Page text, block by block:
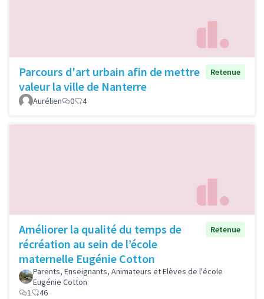
Parcours d'art urbain afin de mettre
valeur la ville de Nanterre
Retenue
Aurélien 0 4
Améliorer la qualité du temps de
récréation au sein de l’école
maternelle Eugénie Cotton
Retenue
Parents, Enseignants, Animateurs et Elèves de l'école
Eugénie Cotton
1
46